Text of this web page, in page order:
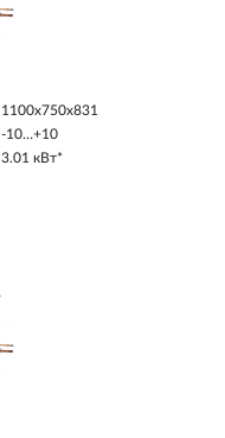
1100х750х831
-10…+10
3.01 кВт*